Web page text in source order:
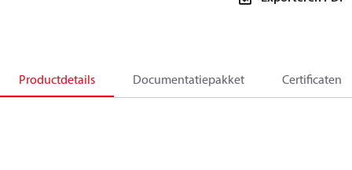
Productdetails Documentatiepakket Certificaten